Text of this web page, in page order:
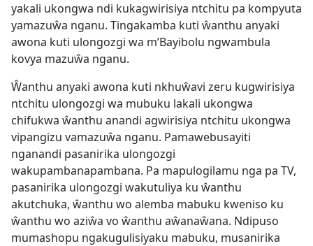
yakali ukongwa ndi kukagwirisiya ntchitu pa kompyuta
yamazuŵa nganu. Tingakamba kuti ŵanthu anyaki
awona kuti ulongozgi wa m’Bayibolu ngwambula
kovya mazuŵa nganu.
Ŵanthu anyaki awona kuti nkhuŵavi zeru kugwirisiya
ntchitu ulongozgi wa mubuku lakali ukongwa
chifukwa ŵanthu anandi agwirisiya ntchitu ukongwa
vipangizu vamazuŵa nganu. Pamawebusayiti
nganandi pasanirika ulongozgi
wakupambanapambana. Pa mapulogilamu nga pa TV,
pasanirika ulongozgi wakutuliya ku ŵanthu
akutchuka, ŵanthu wo alemba mabuku kweniso ku
ŵanthu wo aziŵa vo ŵanthu aŵanaŵana. Ndipuso
mumashopu ngakugulisiyaku mabuku, musanirika